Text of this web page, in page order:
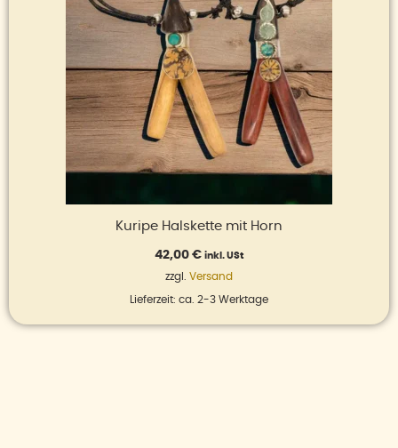
Kuripe Halskette mit Horn
42,00 € inkl. USt
zzgl. Versand
Lieferzeit: ca. 2-3 Werktage